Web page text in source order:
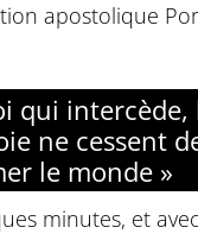
apostolique
qui intercède,
ne cessent
le monde »
minutes, et